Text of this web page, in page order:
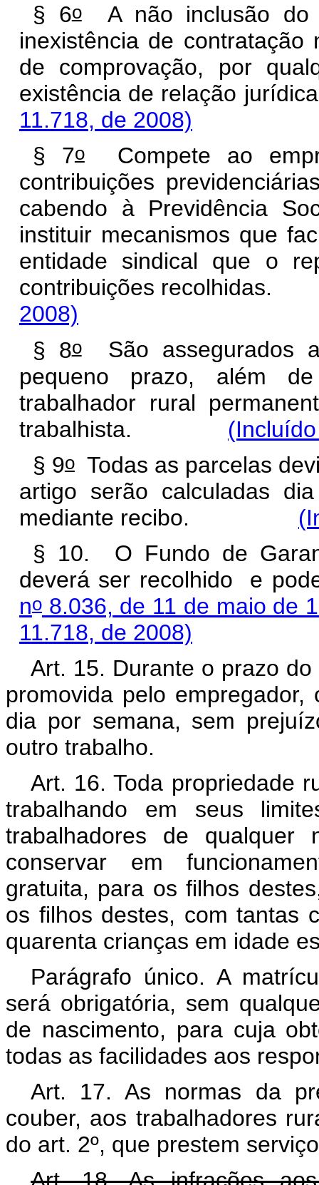
§ 6oA não inclusão do
inexistência de
de comprovação, por
existência de relação
11.718, de 2008)
§ 7oCompete ao
contribuições
cabendo à Previdência
instituir mecanismos que
entidade sindical que o
contribuições
2008)
§ 8oSão assegurados
pequeno prazo, além
trabalhador rural
trabalhista.
§ 9oTodas as parcelas
artigo serão calculadas
mediante recibo.
§ 10. O Fundo de
deverá ser recolhido e
no8.036, de 11 de maio de
11.718, de 2008)
Art. 15. Durante o prazo
promovida pelo
dia por semana, sem
outro trabalho.
Art. 16. Toda propriedade
trabalhando em seus
trabalhadores de
conservar em
gratuita, para os filhos
os filhos destes, com tantas
quarenta crianças em idade
Parágrafo único. A
será obrigatória, sem
de nascimento, para cuja
todas as facilidades aos
Art. 17. As normas da
couber, aos trabalhadores
do art. 2º, que prestem